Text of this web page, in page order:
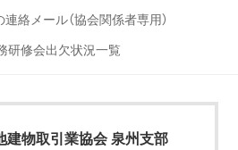
絡メール（協会関係者専用）
研修会出欠状況一覧
建物取引業協会 泉州支部